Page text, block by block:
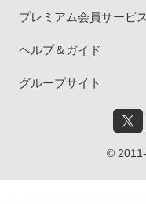
プレミアム会員サービス
ヘルプ＆ガイド
グループサイト
©